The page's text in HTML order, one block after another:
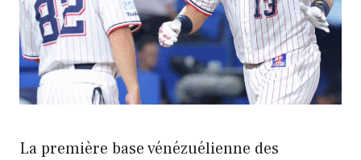
La première base vénézuélienne des